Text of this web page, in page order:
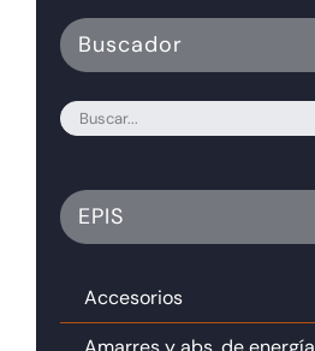
Buscador
EPIS
Accesorios